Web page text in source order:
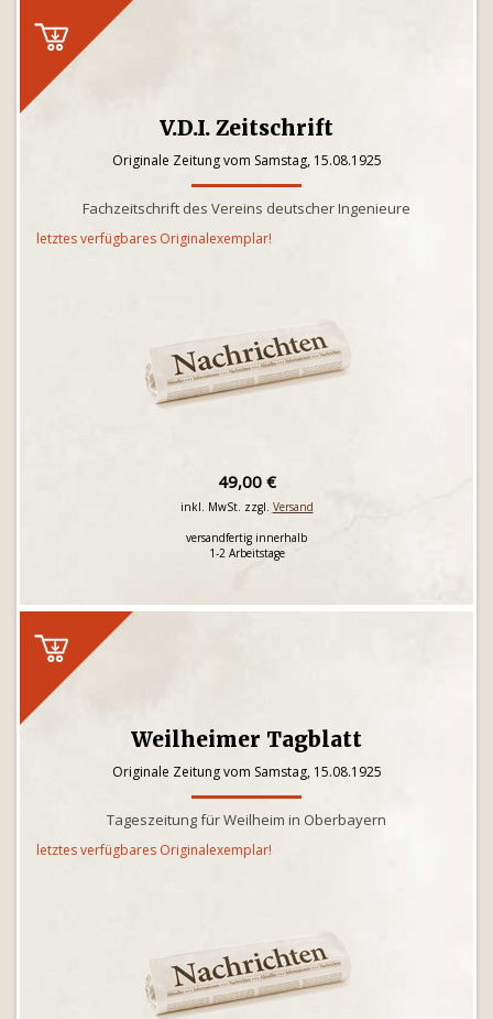
V.D.I. Zeitschrift
Originale Zeitung vom Samstag, 15.08.1925
Fachzeitschrift des Vereins deutscher Ingenieure
letztes verfügbares Originalexemplar!
49,00 €
inkl. MwSt. zzgl. Versand
versandfertig innerhalb
1-2 Arbeitstage
Weilheimer Tagblatt
Originale Zeitung vom Samstag, 15.08.1925
Tageszeitung für Weilheim in Oberbayern
letztes verfügbares Originalexemplar!